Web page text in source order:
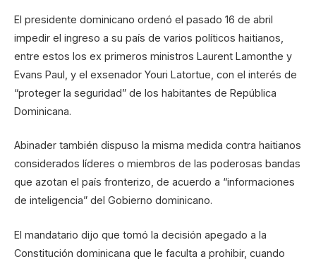
El presidente dominicano ordenó el pasado 16 de abril
impedir el ingreso a su país de varios políticos haitianos,
entre estos los ex primeros ministros Laurent Lamonthe y
Evans Paul, y el exsenador Youri Latortue, con el interés de
“proteger la seguridad” de los habitantes de República
Dominicana.
Abinader también dispuso la misma medida contra haitianos
considerados líderes o miembros de las poderosas bandas
que azotan el país fronterizo, de acuerdo a “informaciones
de inteligencia” del Gobierno dominicano.
El mandatario dijo que tomó la decisión apegado a la
Constitución dominicana que le faculta a prohibir, cuando